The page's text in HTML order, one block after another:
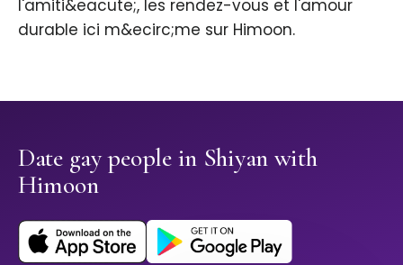
l'amiti&eacute;, les rendez-vous et l'amour
durable ici m&ecirc;me sur Himoon.
Date gay people in Shiyan with
Himoon